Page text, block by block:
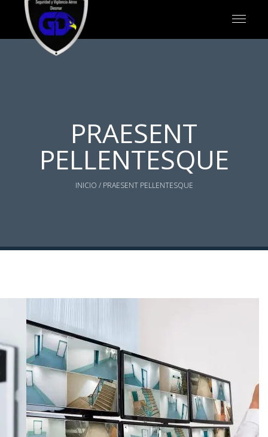
PRAESENT
PELLENTESQUE
INICIO / PRAESENT PELLENTESQUE